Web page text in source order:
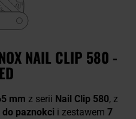
NAIL CLIP 580 -
mm z serii Nail Clip 580, z
paznokci i zestawem 7